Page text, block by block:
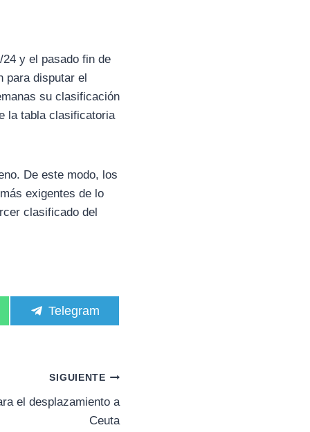
y el pasado fin de
para disputar el
su clasificación
la tabla clasificatoria
De este modo, los
exigentes de lo
clasificado del
C
o
r
t
i
r
Telegram
SIGUIENTE
el desplazamiento a
Ceuta